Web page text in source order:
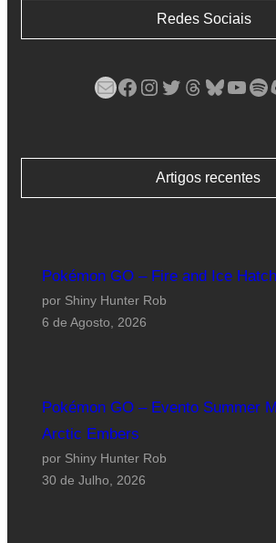
Redes Sociais
Mail Facebook Instagram Twitter Threads Bluesky YouTube Spotify
Artigos recentes
Pokémon GO – Fire and Ice
por Shiny Hunter Rob
6 de Agosto, 2026
Pokémon GO – Evento Summer
Arctic Embers
por Shiny Hunter Rob
30 de Julho, 2026